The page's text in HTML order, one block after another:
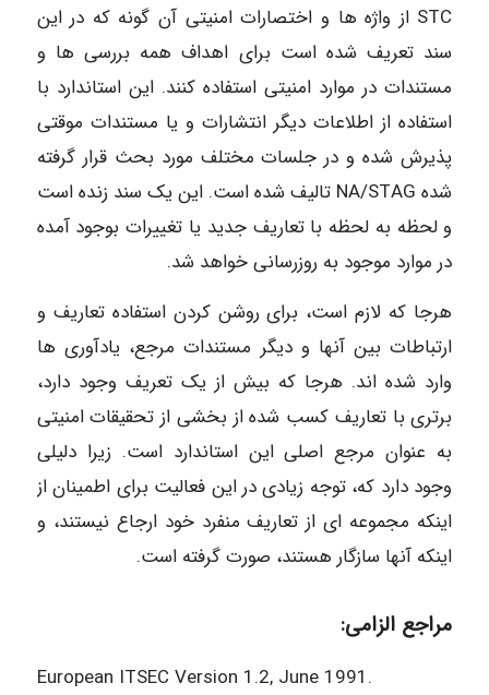
STC از واژه ها و اختصارات امنیتی آن گونه که در این
سند تعریف شده است برای اهداف همه بررسی ها و
مستندات در موارد امنیتی استفاده کنند. این استاندارد با
استفاده از اطلاعات دیگر انتشارات و یا مستندات موقتی
پذیرش شده و در جلسات مختلف مورد بحث قرار گرفته
شده NA/STAG تالیف شده است. این یک سند زنده است
و لحظه به لحظه با تعاریف جدید یا تغییرات بوجود آمده
در موارد موجود به روزرسانی خواهد شد.
هرجا که لازم است، برای روشن کردن استفاده تعاریف و
ارتباطات بین آنها و دیگر مستندات مرجع، یادآوری ها
وارد شده اند. هرجا که بیش از یک تعریف وجود دارد،
برتری با تعاریف کسب شده از بخشی از تحقیقات امنیتی
به عنوان مرجع اصلی این استاندارد است. زیرا دلیلی
وجود دارد که، توجه زیادی در این فعالیت برای اطمینان از
اینکه مجموعه ای از تعاریف منفرد خود ارجاع نیستند، و
اینکه آنها سازگار هستند، صورت گرفته است.
مراجع الزامی:
European ITSEC Version 1.2, June 1991.